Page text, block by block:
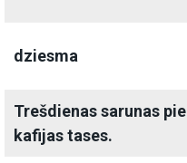
dziesma
Trešdienas sarunas pie
kafijas tases.